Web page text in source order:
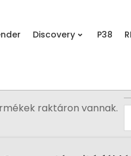
Discovery P38
raktáron vannak.